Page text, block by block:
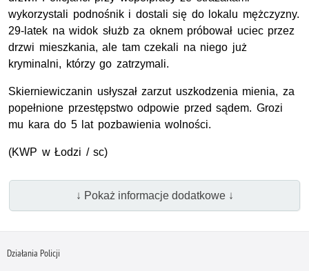
wykorzystali podnośnik i dostali się do lokalu mężczyzny.
29-latek na widok służb za oknem próbował uciec przez
drzwi mieszkania, ale tam czekali na niego już
kryminalni, którzy go zatrzymali.
Skierniewiczanin usłyszał zarzut uszkodzenia mienia, za
popełnione przestępstwo odpowie przed sądem. Grozi
mu kara do 5 lat pozbawienia wolności.
(KWP w Łodzi / sc)
↓ Pokaż informacje dodatkowe ↓
Działania Policji